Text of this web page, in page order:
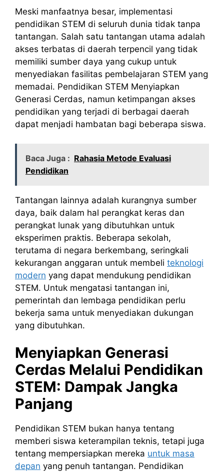
Meski manfaatnya besar, implementasi
pendidikan STEM di seluruh dunia tidak tanpa
tantangan. Salah satu tantangan utama adalah
akses terbatas di daerah terpencil yang tidak
memiliki sumber daya yang cukup untuk
menyediakan fasilitas pembelajaran STEM yang
memadai. Pendidikan STEM Menyiapkan
Generasi Cerdas, namun ketimpangan akses
pendidikan yang terjadi di berbagai daerah
dapat menjadi hambatan bagi beberapa siswa.
Baca Juga : Rahasia Metode Evaluasi
Pendidikan
Tantangan lainnya adalah kurangnya sumber
daya, baik dalam hal perangkat keras dan
perangkat lunak yang dibutuhkan untuk
eksperimen praktis. Beberapa sekolah,
terutama di negara berkembang, seringkali
kekurangan anggaran untuk membeli teknologi
modern yang dapat mendukung pendidikan
STEM. Untuk mengatasi tantangan ini,
pemerintah dan lembaga pendidikan perlu
bekerja sama untuk menyediakan dukungan
yang dibutuhkan.
Menyiapkan Generasi
Cerdas Melalui Pendidikan
STEM: Dampak Jangka
Panjang
Pendidikan STEM bukan hanya tentang
memberi siswa keterampilan teknis, tetapi juga
tentang mempersiapkan mereka untuk masa
depan yang penuh tantangan. Pendidikan